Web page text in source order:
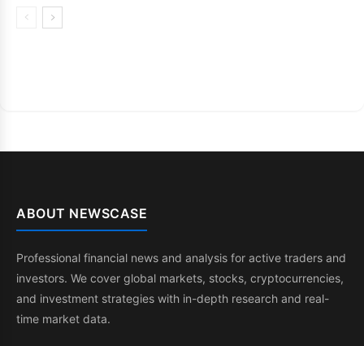
ABOUT NEWSCASE
Professional financial news and analysis for active traders and
investors. We cover global markets, stocks, cryptocurrencies,
and investment strategies with in-depth research and real-
time market data.